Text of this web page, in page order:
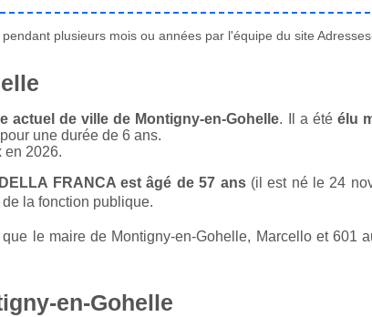
plusieurs mois ou années par l'équipe du site
actuel de ville de Montigny-en-Gohelle. Il a été élu
une durée de 6 ans.
en 2026.
FRANCA est âgé de 57 ans(il est né le 24
la fonction publique.
le maire de Montigny-en-Gohelle, Marcello et
en-Gohelle